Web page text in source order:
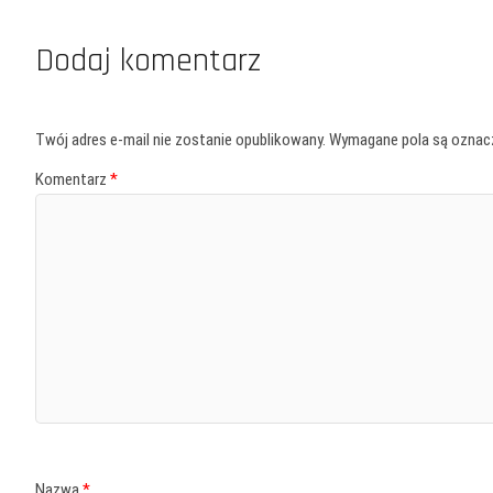
Dodaj komentarz
Twój adres e-mail nie zostanie opublikowany. Wymagane pola są
Komentarz *